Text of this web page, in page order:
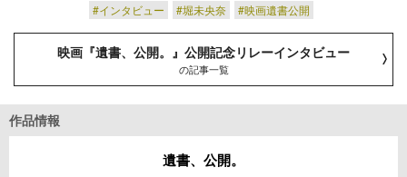
#インタビュー #堀未央奈 #映画遺書公開
映画『遺書、公開。』公開記念リレーインタビュー
の記事一覧
作品情報
遺書、公開。